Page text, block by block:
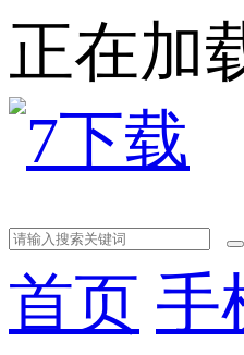
正在加
首页 手